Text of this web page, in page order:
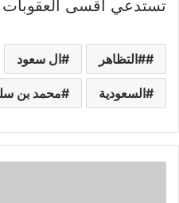
تستدعي أقسى العقوبات
#التظاهر ال سعود
السعودية محمد بن